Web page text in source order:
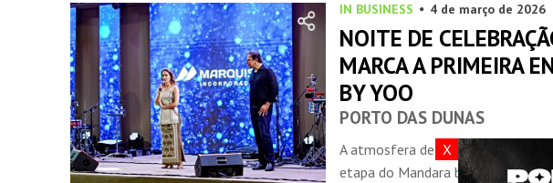
IN BUSINESS 4 de março de 2026
NOITE DE
MARCA A PRIMEIRA
BY YOO
PORTO DAS DUNAS
A atmosfera de encanto e
etapa do Mandara by Yoo,
X